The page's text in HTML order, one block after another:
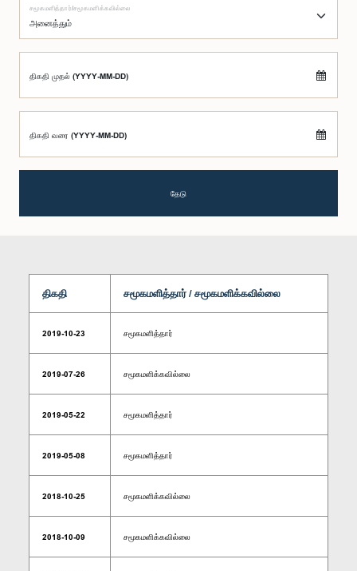
சமூகமளித்தார்/சமூகமளிக்கவில்லை
திகதி முதல் (YYYY-MM-DD)
திகதி வரை (YYYY-MM-DD)
தேடு
திகதி சமூகமளித்தார் / சமூகமளிக்கவில்லை
2019-10-23 சமூகமளித்தார்
2019-07-26 சமூகமளிக்கவில்லை
2019-05-22 சமூகமளித்தார்
2019-05-08 சமூகமளித்தார்
2018-10-25 சமூகமளிக்கவில்லை
2018-10-09 சமூகமளிக்கவில்லை